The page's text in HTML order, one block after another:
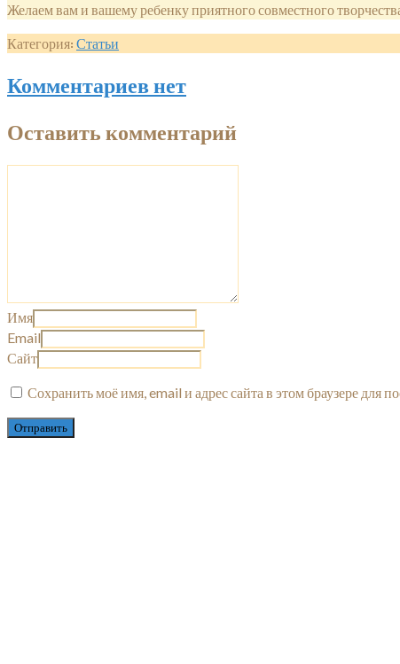
Желаем вам и вашему ребенку приятного совместного
Категория: Статьи
Комментариев нет
Оставить комментарий
Имя
Email
Сайт
Сохранить моё имя, email и адрес сайта в этом браузере для